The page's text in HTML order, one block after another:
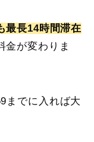
最長14時間滞在
金が変わりま
までに入れば大